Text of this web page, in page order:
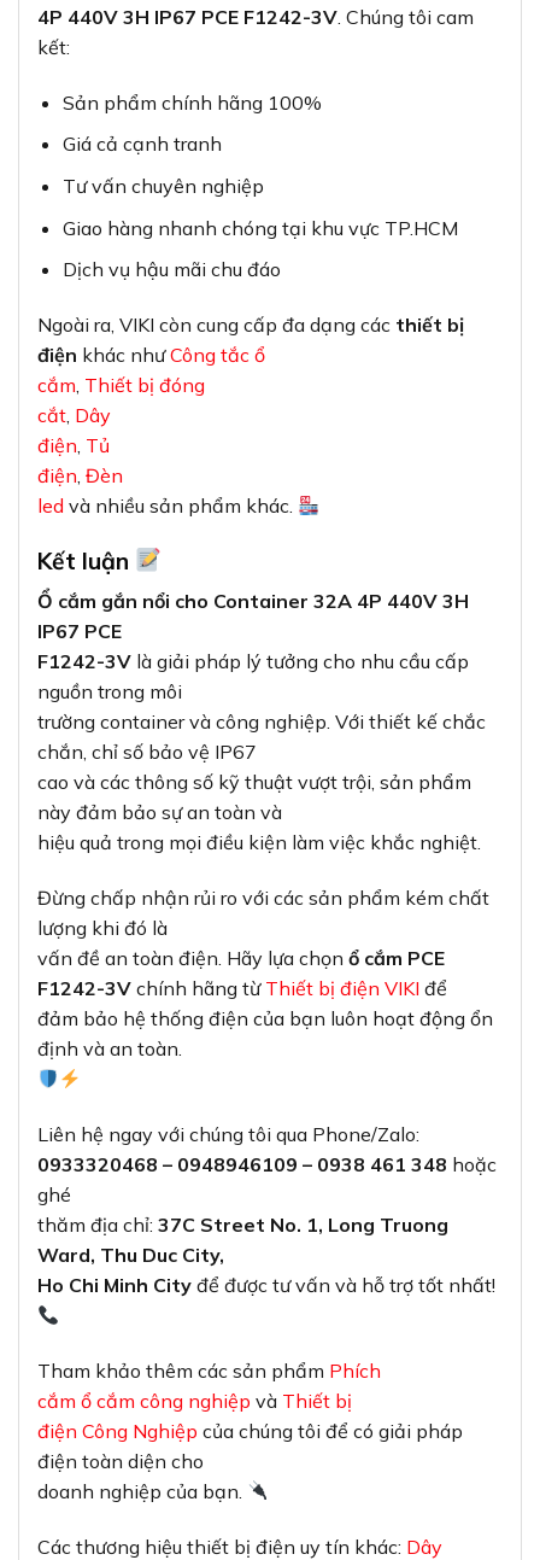
4P 440V 3H IP67 PCE F1242-3V . Chúng tôi cam
kết:
Sản phẩm chính hãng 100%
Giá cả cạnh tranh
Tư vấn chuyên nghiệp
Giao hàng nhanh chóng tại khu vực TP.HCM
Dịch vụ hậu mãi chu đáo
Ngoài ra, VIKI còn cung cấp đa dạng các thiết bị
điện khác nhưCông tắc ổ
cắm Thiết bị đóng
cắt Dây
điện Tủ
điện Đèn
led và nhiều sản phẩm khác.
Kết luận
Ổ cắm gắn nổi cho Container 32A 4P 440V 3H
IP67 PCE
F1242-3V là giải pháp lý tưởng cho nhu cầu cấp
nguồn trong môi
trường container và công nghiệp. Với thiết kế chắc
chắn, chỉ số bảo vệ IP67
cao và các thông số kỹ thuật vượt trội, sản phẩm
này đảm bảo sự an toàn và
hiệu quả trong mọi điều kiện làm việc khắc nghiệt.
Đừng chấp nhận rủi ro với các sản phẩm kém chất
lượng khi đó là
vấn đề an toàn điện. Hãy lựa chọn ổ cắm PCE
F1242-3V chính hãng từ Thiết bị điện VIKI để
đảm bảo hệ thống điện của bạn luôn hoạt động ổn
định và an toàn.
Liên hệ ngay với chúng tôi qua Phone/Zalo:
0933320468 – 0948946109 – 0938 461 348 hoặc
ghé
thăm địa chỉ: 37C Street No. 1, Long Truong
Ward, Thu Duc City,
Ho Chi Minh City để được tư vấn và hỗ trợ tốt nhất!
Tham khảo thêm các sản phẩm Phích
cắm ổ cắm công nghiệp và Thiết bị
điện Công Nghiệp của chúng tôi để có giải pháp
điện toàn diện cho
doanh nghiệp của bạn.
Các thương hiệu thiết bị điện uy tín khác: Dây